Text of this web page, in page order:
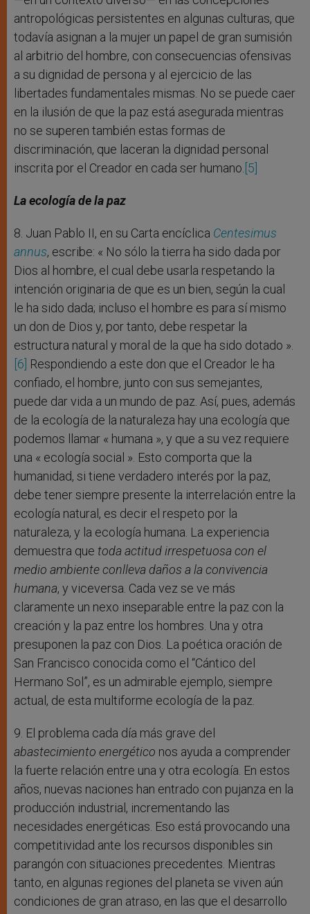
antropológicas persistentes en algunas culturas, que
todavía asignan a la mujer un papel de gran sumisión
al arbitrio del hombre, con consecuencias ofensivas
a su dignidad de persona y al ejercicio de las
libertades fundamentales mismas. No se puede caer
en la ilusión de que la paz está asegurada mientras
no se superen también estas formas de
discriminación, que laceran la dignidad personal
inscrita por el Creador en cada ser humano. [5]
La ecología de la paz
8. Juan Pablo II, en su Carta encíclica Centesimus
annus, escribe: « No sólo la tierra ha sido dada por
Dios al hombre, el cual debe usarla respetando la
intención originaria de que es un bien, según la cual
le ha sido dada; incluso el hombre es para sí mismo
un don de Dios y, por tanto, debe respetar la
estructura natural y moral de la que ha sido dotado ».
[6] Respondiendo a este don que el Creador le ha
confiado, el hombre, junto con sus semejantes,
puede dar vida a un mundo de paz. Así, pues, además
de la ecología de la naturaleza hay una ecología que
podemos llamar « humana », y que a su vez requiere
una « ecología social ». Esto comporta que la
humanidad, si tiene verdadero interés por la paz,
debe tener siempre presente la interrelación entre la
ecología natural, es decir el respeto por la
naturaleza, y la ecología humana. La experiencia
demuestra que toda actitud irrespetuosa con el
medio ambiente conlleva daños a la convivencia
humana, y viceversa. Cada vez se ve más
claramente un nexo inseparable entre la paz con la
creación y la paz entre los hombres. Una y otra
presuponen la paz con Dios. La poética oración de
San Francisco conocida como el “Cántico del
Hermano Sol”, es un admirable ejemplo, siempre
actual, de esta multiforme ecología de la paz.
9. El problema cada día más grave del
abastecimiento energético nos ayuda a comprender
la fuerte relación entre una y otra ecología. En estos
años, nuevas naciones han entrado con pujanza en la
producción industrial, incrementando las
necesidades energéticas. Eso está provocando una
competitividad ante los recursos disponibles sin
parangón con situaciones precedentes. Mientras
tanto, en algunas regiones del planeta se viven aún
condiciones de gran atraso, en las que el desarrollo